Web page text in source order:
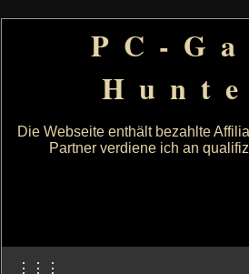
PC-
Die Webseite enthält bezahlte
Partner verdiene ich an
⋮⋮⋮